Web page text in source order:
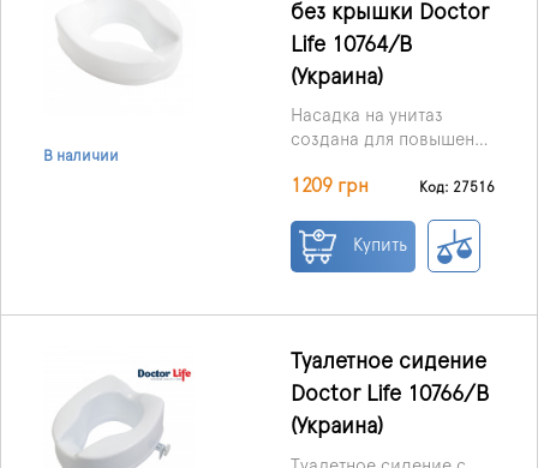
В наличии
без крышки Doctor
Life 10764/B
(Украина)
Насадка на унитаз
создана для повышения
гигиенических
ограниченными
возможностями. Она
травм или операций на
тазобедренных
суставах, а также для
тех, кто проходит
1209 грн Код: 27516
Купить
Туалетное сидение
Doctor Life 10766/В
(Украина)